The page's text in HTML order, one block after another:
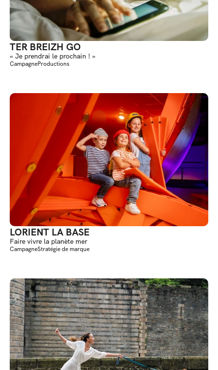
TER BREIZH GO
« Je prendrai le prochain ! »
CampagneProductions
LORIENT LA BASE
Faire vivre la planète mer
CampagneStratégie de marque